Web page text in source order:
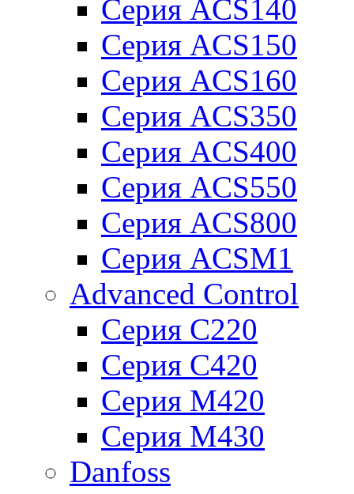
Серия ACS140
Серия ACS150
Серия ACS160
Серия ACS350
Серия ACS400
Серия ACS550
Серия ACS800
Серия ACSM1
Advanced Control
Серия C220
Серия C420
Серия M420
Серия M430
Danfoss